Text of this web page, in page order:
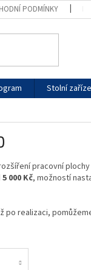
PODMÍNKY
Stolní
pracovní
000 Kč, možností
po realizaci,